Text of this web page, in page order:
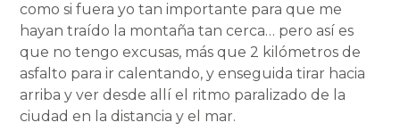
como si fuera yo tan importante para que me
hayan traído la montaña tan cerca… pero así es
que no tengo excusas, más que 2 kilómetros de
asfalto para ir calentando, y enseguida tirar hacia
arriba y ver desde allí el ritmo paralizado de la
ciudad en la distancia y el mar.